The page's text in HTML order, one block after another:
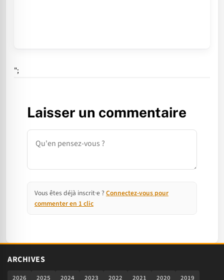
";
Laisser un commentaire
Commentaire
Vous êtes déjà inscrit·e ? Connectez-vous pour
commenter en 1 clic
ARCHIVES
2026 2025 2024 2023 2022 2021 2020
2019